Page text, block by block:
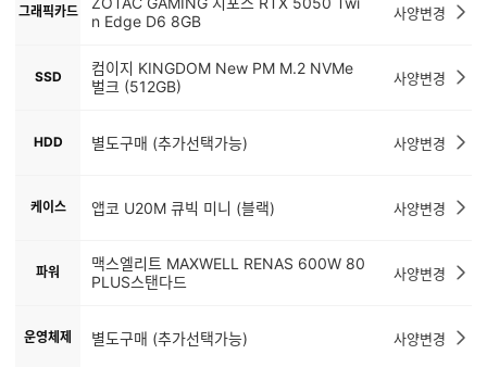
그래픽카드
n Edge D6 8GB
사양변경
SSD
컴이지 KINGDOM New PM M.2 NVMe
벌크 (512GB)
사양변경
HDD 별도구매 (추가선택가능) 사양변경
케이스 앱코 U20M 큐빅 미니 (블랙) 사양변경
파워
맥스엘리트 MAXWELL RENAS 600W 80
PLUS스탠다드
사양변경
운영체제 별도구매 (추가선택가능) 사양변경